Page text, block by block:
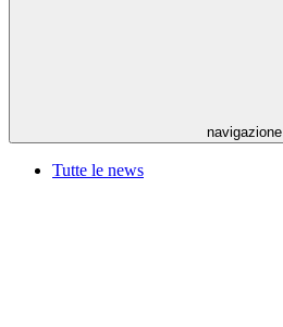
navigazione
Tutte le news